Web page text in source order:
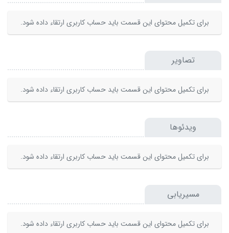
برای تکمیل محتوای این قسمت باید حساب کاربری ارتقاء داده شود.
تصاویر
برای تکمیل محتوای این قسمت باید حساب کاربری ارتقاء داده شود.
ویدئوها
برای تکمیل محتوای این قسمت باید حساب کاربری ارتقاء داده شود.
مسیریابی
برای تکمیل محتوای این قسمت باید حساب کاربری ارتقاء داده شود.